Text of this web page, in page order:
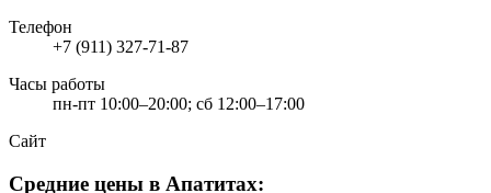
Телефон
+7 (911) 327-71-87
Часы работы
пн-пт 10:00–20:00; сб 12:00–17:00
Сайт
Средние цены в Апатитах: